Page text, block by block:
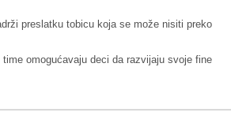
preslatku tobicu koja se može nisiti preko
omogućavaju deci da razvijaju svoje fine